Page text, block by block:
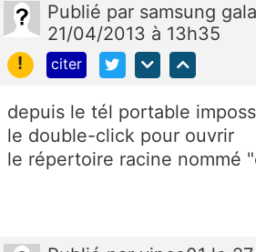
Publié par samsung
21/04/2013 à 13h35
!
citer
depuis le tél portable
le double-click pour ouvrir
le répertoire racine nommé